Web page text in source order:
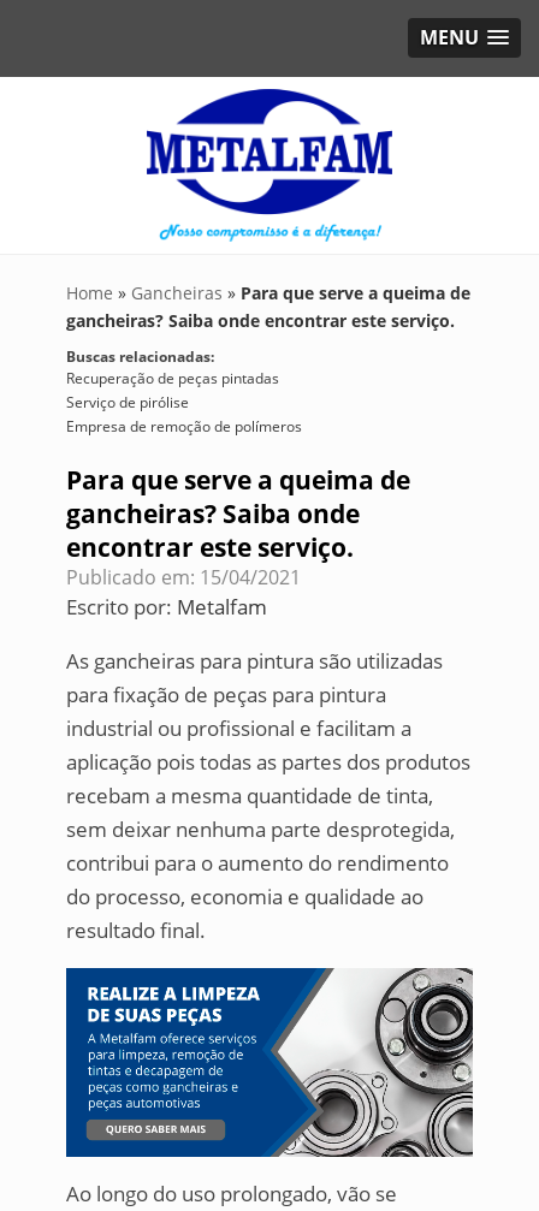
MENU
Home » Gancheiras » Para que serve a queima de
gancheiras? Saiba onde encontrar este serviço.
Buscas relacionadas:
Recuperação de peças pintadas
Serviço de pirólise
Empresa de remoção de polímeros
Para que serve a queima de
gancheiras? Saiba onde
encontrar este serviço.
Publicado em: 15/04/2021
Escrito por: Metalfam
As gancheiras para pintura são utilizadas
para fixação de peças para pintura
industrial ou profissional e facilitam a
aplicação pois todas as partes dos produtos
recebam a mesma quantidade de tinta,
sem deixar nenhuma parte desprotegida,
contribui para o aumento do rendimento
do processo, economia e qualidade ao
resultado final.
Ao longo do uso prolongado, vão se